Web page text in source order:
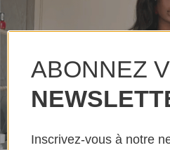
ABONNEZ
Inscrivez-vous à notre